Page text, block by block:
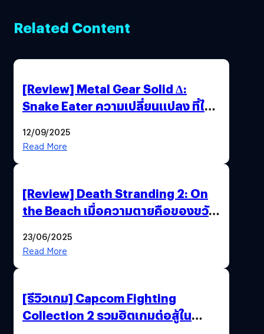
Related Content
[Review] Metal Gear Solid Δ:
Snake Eater ความเปลี่ยนแปลง ที่ไม่
12/09/2025
Read More
[Review] Death Stranding 2: On
the Beach เมื่อความตายคือของขวัญ
ของมนุษย์
23/06/2025
Read More
[รีวิวเกม] Capcom Fighting
Collection 2 รวมฮิตเกมต่อสู้ใน